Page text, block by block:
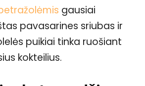
gausiai
pavasarines sriubas ir
puikiai tinka ruošiant
kokteilius.